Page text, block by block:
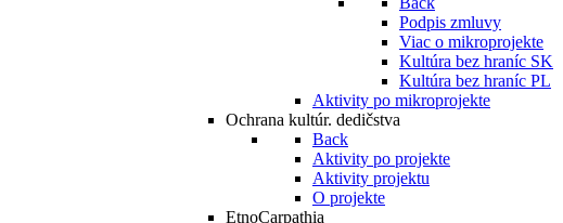
Podpis zmluvy
Viac o mikroprojekte
Kultúra bez hraníc SK
Kultúra bez hraníc PL
Aktivity po mikroprojekte
Ochrana kultúr. dedičstva
Back
Aktivity po projekte
Aktivity projektu
O projekte
EtnoCarpathia